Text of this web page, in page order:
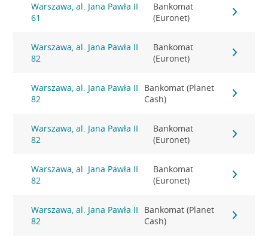
Warszawa, al. Jana Pawła II
61
Bankomat
(Euronet)
Warszawa, al. Jana Pawła II
82
Bankomat
(Euronet)
Warszawa, al. Jana Pawła II
82
Bankomat (Planet
Cash)
Warszawa, al. Jana Pawła II
82
Bankomat
(Euronet)
Warszawa, al. Jana Pawła II
82
Bankomat
(Euronet)
Warszawa, al. Jana Pawła II
82
Bankomat (Planet
Cash)